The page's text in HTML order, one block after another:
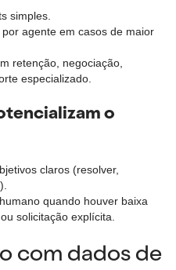
simples.
agente em casos de maior
retenção, negociação,
especializado.
o
claros (resolver,
quando houver baixa
solicitação explícita.
com dados de